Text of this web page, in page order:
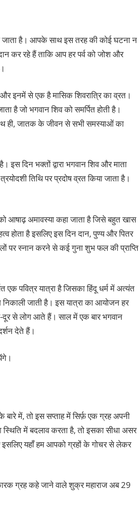
भूल जाता है। आपके साथ इस तरह की कोई घटना न
कर रहे हैं ताकि आप हर पर्व को जोश और
इनमें से एक है मासिक शिवरात्रि का व्रत।
है जो भगवान शिव को समर्पित होती है।
ही, जातक के जीवन से सभी समस्याओं का
इस दिन भक्तों द्वारा भगवान शिव और माता
तिथि पर प्रदोष व्रत किया जाता है।
आषाढ़ अमावस्या कहा जाता है जिसे बहुत खास
होता है इसलिए इस दिन दान, पुण्य और पितर
पर स्नान करने से कई गुना शुभ फल की प्राप्ति
एक पवित्र यात्रा है जिसका हिंदू धर्म में अत्यंत
निकाली जाती है। इस यात्रा का आयोजन हर
दूर से लोग आते हैं। साल में एक बार भगवान
देते हैं।
में, तो इस सप्ताह में सिर्फ़ एक ग्रह अपनी
में बदलाव करता है, तो इसका सीधा असर
इसलिए यहाँ हम आपको ग्रहों के गोचर से लेकर
ग्रह कहे जाने वाले शुक्र महाराज अब 29